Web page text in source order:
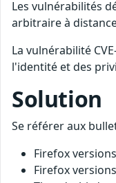
Les vulnérabilités
arbitraire à
La vulnérabilité
l'identité et des
Solution
Se référer aux
Firefox
Firefox